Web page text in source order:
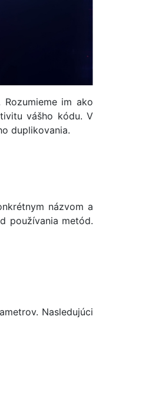
im ako
vášho kódu. V
duplikovania.
názvom a
používania metód.
Nasledujúci